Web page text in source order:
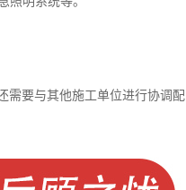
需要与其他施工单位进行协调配